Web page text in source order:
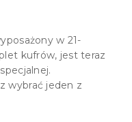
w 21-
kufrów, jest teraz
wybrać jeden z